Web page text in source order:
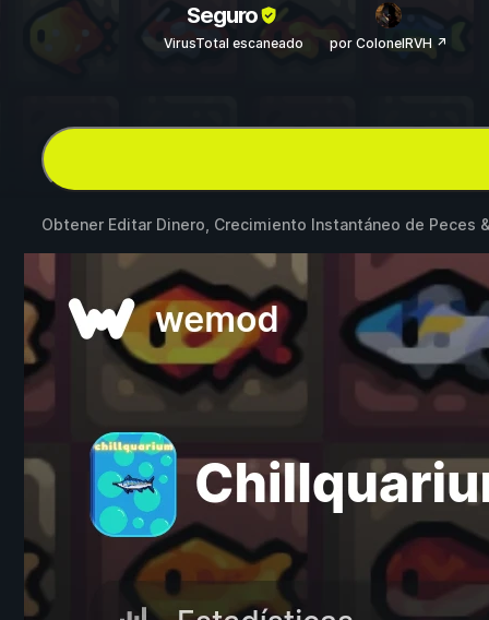
Seguro
VirusTotal escaneado por ColonelRVH ↗
Obtener Editar Dinero, Crecimiento Instantáneo de Peces